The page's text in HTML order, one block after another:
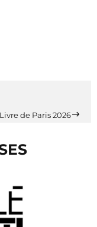
de Paris 2026